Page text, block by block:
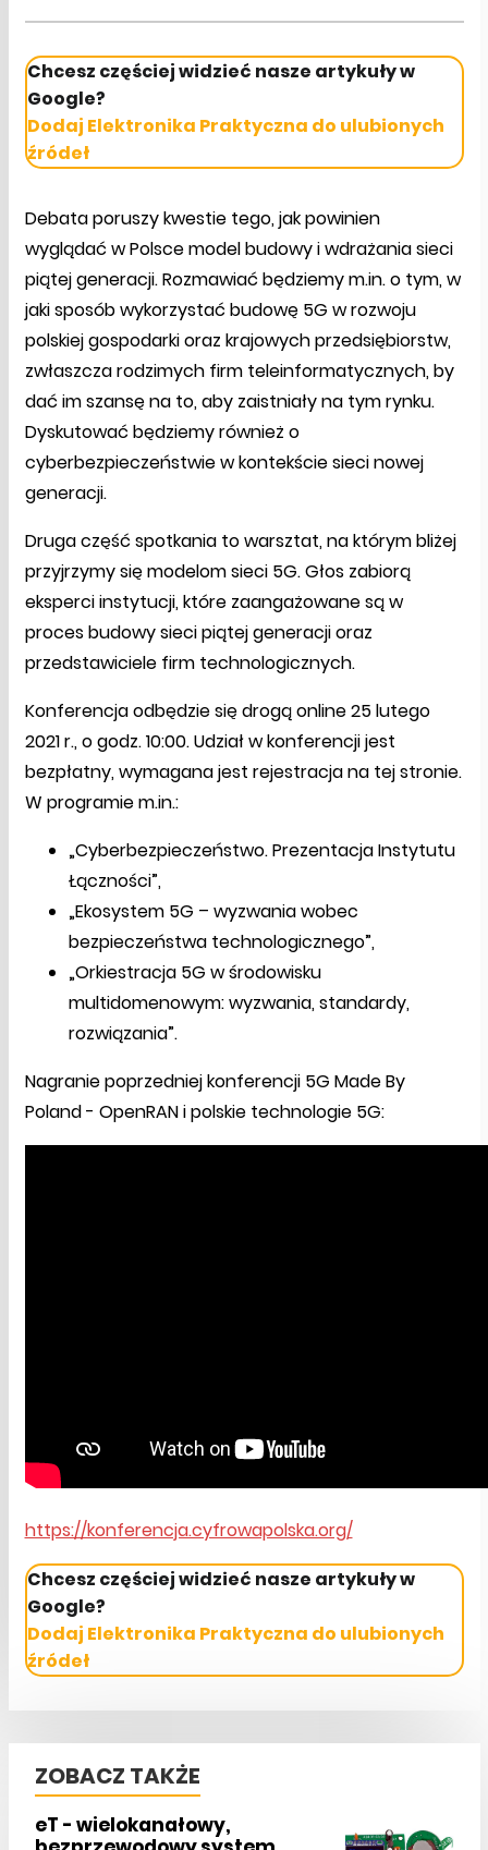
Chcesz częściej widzieć nasze artykuły w
Google?
Dodaj Elektronika Praktyczna do ulubionych
źródeł
Debata poruszy kwestie tego, jak powinien
wyglądać w Polsce model budowy i wdrażania sieci
piątej generacji. Rozmawiać będziemy m.in. o tym, w
jaki sposób wykorzystać budowę 5G w rozwoju
polskiej gospodarki oraz krajowych przedsiębiorstw,
zwłaszcza rodzimych firm teleinformatycznych, by
dać im szansę na to, aby zaistniały na tym rynku.
Dyskutować będziemy również o
cyberbezpieczeństwie w kontekście sieci nowej
generacji.
Druga część spotkania to warsztat, na którym bliżej
przyjrzymy się modelom sieci 5G. Głos zabiorą
eksperci instytucji, które zaangażowane są w
proces budowy sieci piątej generacji oraz
przedstawiciele firm technologicznych.
Konferencja odbędzie się drogą online 25 lutego
2021 r., o godz. 10:00. Udział w konferencji jest
bezpłatny, wymagana jest rejestracja na tej stronie.
W programie m.in.:
„Cyberbezpieczeństwo. Prezentacja Instytutu
Łączności”,
„Ekosystem 5G – wyzwania wobec
bezpieczeństwa technologicznego”,
„Orkiestracja 5G w środowisku
multidomenowym: wyzwania, standardy,
rozwiązania”.
Nagranie poprzedniej konferencji 5G Made By
Poland - OpenRAN i polskie technologie 5G:
https://konferencja.cyfrowapolska.org/
Chcesz częściej widzieć nasze artykuły w
Google?
Dodaj Elektronika Praktyczna do ulubionych
źródeł
ZOBACZ TAKŻE
eT - wielokanałowy,